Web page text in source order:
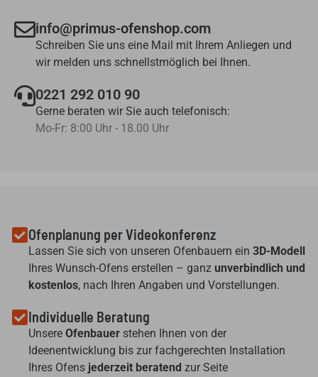
info@primus-ofenshop.com
Schreiben Sie uns eine Mail mit Ihrem Anliegen und
wir melden uns schnellstmöglich bei Ihnen.
0221 292 010 90
Gerne beraten wir Sie auch telefonisch:
Mo-Fr: 8:00 Uhr - 18.00 Uhr
Ofenplanung per Videokonferenz
Lassen Sie sich von unseren Ofenbauern ein 3D-Modell
Ihres Wunsch-Ofens erstellen – ganz unverbindlich und
kostenlos, nach Ihren Angaben und Vorstellungen.
Individuelle Beratung
Unsere Ofenbauer stehen Ihnen von der
Ideenentwicklung bis zur fachgerechten Installation
Ihres Ofens jederzeit beratend zur Seite